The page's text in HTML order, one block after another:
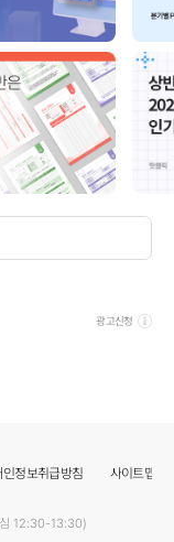
광고신청
인정보취급방침 사이트맵
12:30-13:30)